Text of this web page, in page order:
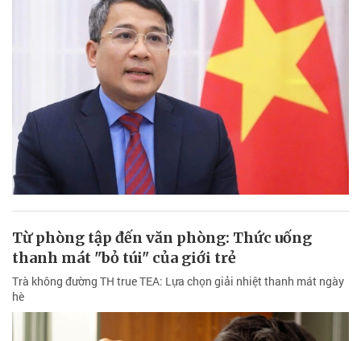
Từ phòng tập đến văn phòng: Thức uống
thanh mát "bỏ túi" của giới trẻ
Trà không đường TH true TEA: Lựa chọn giải nhiệt thanh mát ngày
hè